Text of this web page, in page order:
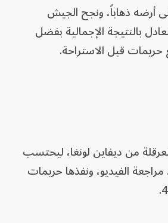
على أرضه ذهاباً، ونجح الجيش
بالنتيجة الإجمالية بفضل
حريمات قبل الاستراحة.
من ديفاين لونغا، ليحتسب
الفيديو، ونفذها حريمات